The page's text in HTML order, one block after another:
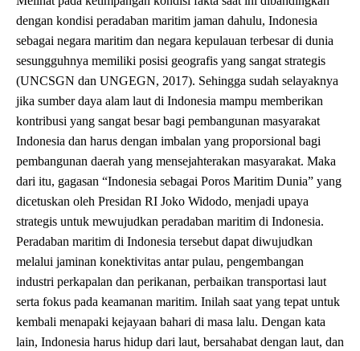
dengan kondisi peradaban maritim jaman dahulu, Indonesia
sebagai negara maritim dan negara kepulauan terbesar di dunia
sesungguhnya memiliki posisi geografis yang sangat strategis
(UNCSGN dan UNGEGN, 2017). Sehingga sudah selayaknya
jika sumber daya alam laut di Indonesia mampu memberikan
kontribusi yang sangat besar bagi pembangunan masyarakat
Indonesia dan harus dengan imbalan yang proporsional bagi
pembangunan daerah yang mensejahterakan masyarakat. Maka
dari itu, gagasan “Indonesia sebagai Poros Maritim Dunia” yang
dicetuskan oleh Presidan RI Joko Widodo, menjadi upaya
strategis untuk mewujudkan peradaban maritim di Indonesia.
Peradaban maritim di Indonesia tersebut dapat diwujudkan
melalui jaminan konektivitas antar pulau, pengembangan
industri perkapalan dan perikanan, perbaikan transportasi laut
serta fokus pada keamanan maritim. Inilah saat yang tepat untuk
kembali menapaki kejayaan bahari di masa lalu. Dengan kata
lain, Indonesia harus hidup dari laut, bersahabat dengan laut, dan